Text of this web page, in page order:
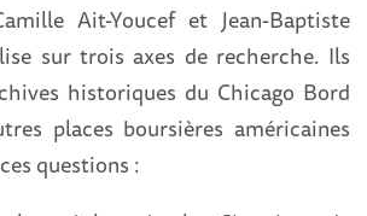
Ait-Youcef et Jean-Baptiste
sur trois axes de recherche. Ils
historiques du Chicago Bord
places boursières américaines
questions :